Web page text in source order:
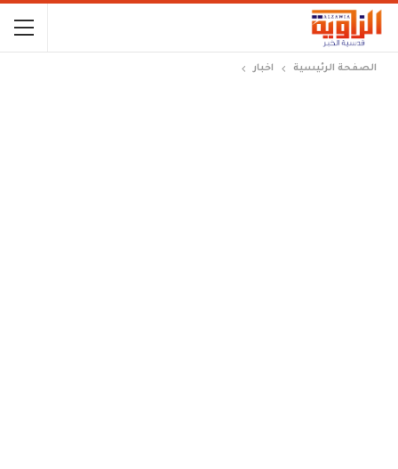
الصفحة الرئيسية اخبار